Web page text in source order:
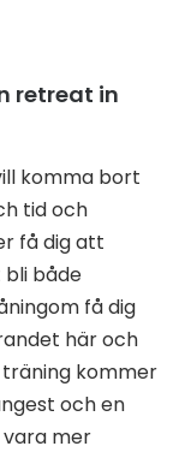
retreat in
komma bort
tid och
få dig att
både
få dig
här och
träning kommer
och en
mer